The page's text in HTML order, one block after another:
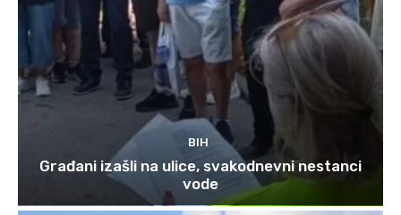
BIH
Građani izašli na ulice, svakodnevni nestanci
vode